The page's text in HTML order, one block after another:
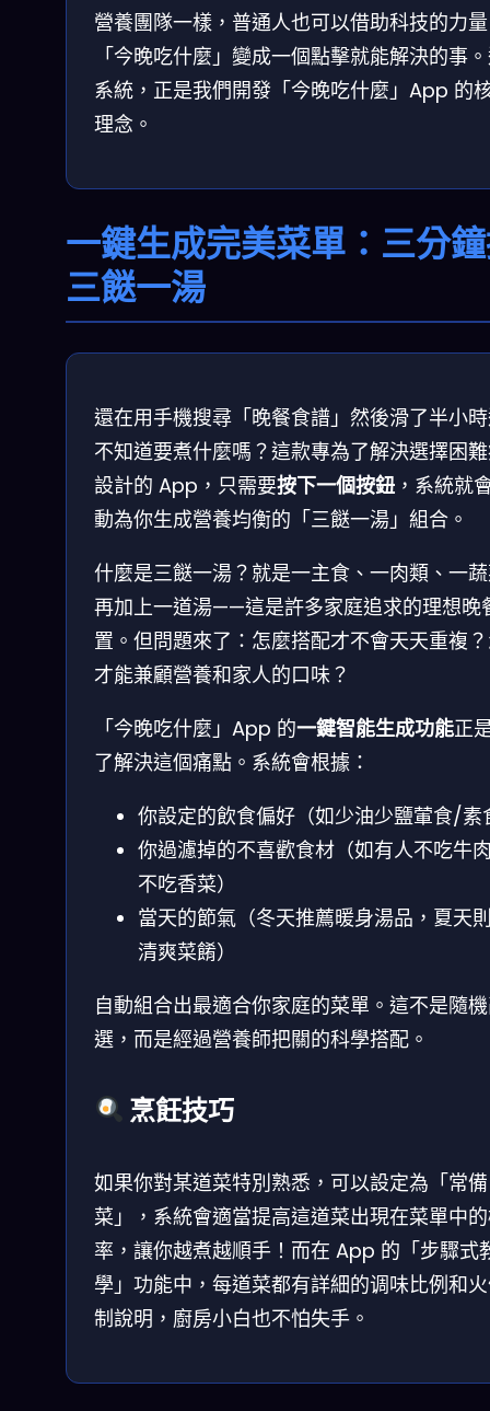
營養團隊一樣，普通人也可以借助科技的力
「今晚吃什麼」變成一個點擊就能解決的事
系統，正是我們開發「今晚吃什麼」App 的
理念。
一鍵生成完美菜單：三分
三餸一湯
還在用手機搜尋「晚餐食譜」然後滑了半小
不知道要煮什麼嗎？這款專為了解決選擇困
設計的 App，只需要按下一個按鈕 ，系統就
動為你生成營養均衡的「三餸一湯」組合。
什麼是三餸一湯？就是一主食、一肉類、一
再加上一道湯——這是許多家庭追求的理想晚
置。但問題來了：怎麼搭配才不會天天重複
才能兼顧營養和家人的口味？
「今晚吃什麼」App 的一鍵智能生成功能正
了解決這個痛點。系統會根據：
你設定的飲食偏好（如少油少鹽葷食/素
你過濾掉的不喜歡食材（如有人不吃牛
不吃香菜）
當天的節氣（冬天推薦暖身湯品，夏天
清爽菜餚）
自動組合出最適合你家庭的菜單。這不是隨
選，而是經過營養師把關的科學搭配。
烹飪技巧
如果你對某道菜特別熟悉，可以設定為「常備
菜」，系統會適當提高這道菜出現在菜單中
率，讓你越煮越順手！而在 App 的「步驟式
學」功能中，每道菜都有詳細的调味比例和
制說明，廚房小白也不怕失手。